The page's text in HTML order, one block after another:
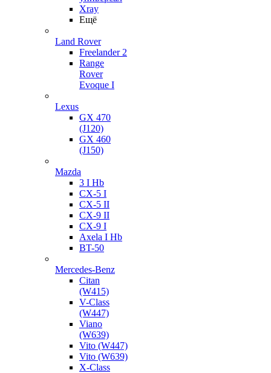
Xray
Ещё
Land Rover
Freelander 2
Range
Rover
Evoque I
Lexus
GX 470
(J120)
GX 460
(J150)
Mazda
3 I Hb
CX-5 I
CX-5 II
CX-9 II
CX-9 I
Axela I Hb
BT-50
Mercedes-Benz
Citan
(W415)
V-Class
(W447)
Viano
(W639)
Vito (W447)
Vito (W639)
X-Class